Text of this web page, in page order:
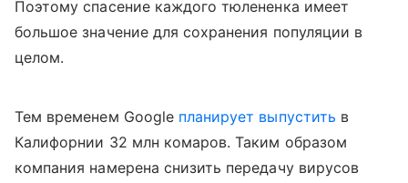
Поэтому спасение каждого тюлененка имеет
большое значение для сохранения популяции в
целом.
Тем временем Google планирует выпустить в
Калифорнии 32 млн комаров. Таким образом
компания намерена снизить передачу вирусов